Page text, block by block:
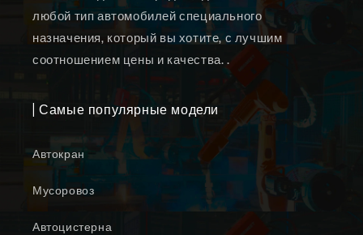
любой тип автомобилей специального
назначения, который вы хотите, с лучшим
соотношением цены и качества. .
| Самые популярные модели
Автокран
Мусоровоз
Автоцистерна